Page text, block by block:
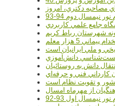
مصاحبه دکتري، امروز
نیمسال دوم 94-93
جامع علمي کاربردي
شهرستان رباط کريم
5 هزار معلم
و ملي ايرانيان است
دانش‌آموزي
دانش به روستائيان
و تقويت نظام است
از مهرماه امسال
نیمسال اول 93-92